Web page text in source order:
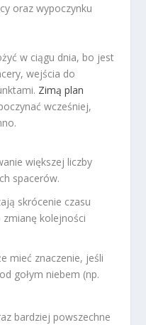
oraz wypoczynku
w ciągu dnia, bo jest
wejścia do
Zimą plan
wcześniej,
większej liczby
spacerów.
skrócenie czasu
kolejności
mieć znaczenie, jeśli
gołym niebem (np.
bardziej powszechne